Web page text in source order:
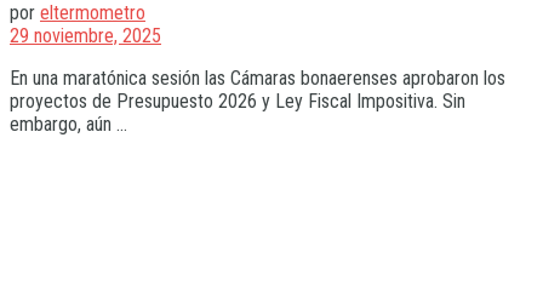
por eltermometro
29 noviembre, 2025
En una maratónica sesión las Cámaras bonaerenses aprobaron los
proyectos de Presupuesto 2026 y Ley Fiscal Impositiva. Sin
embargo, aún ...